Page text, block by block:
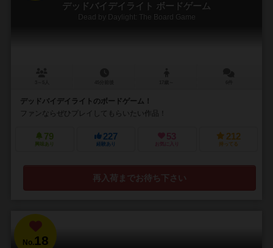
デッドバイデイライト ボードゲーム
Dead by Daylight: The Board Game
デッドバイデイライトのボードゲーム！
ファンならぜひプレイしてもらいたい作品！
79
興味あり
227
経験あり
53
お気に入り
212
持ってる
再入荷までお待ち下さい
No.18